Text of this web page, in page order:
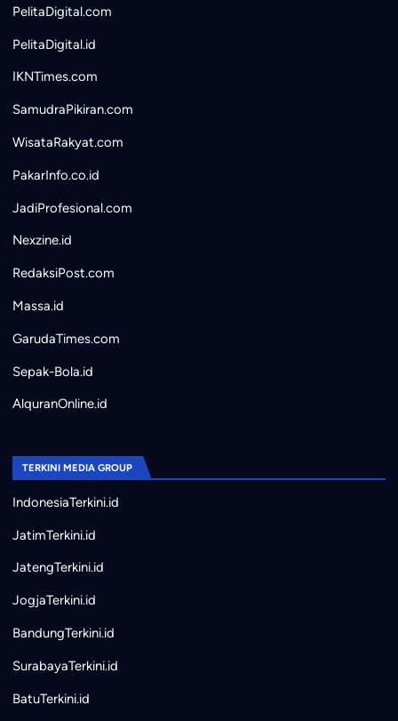
PelitaDigital.com
PelitaDigital.id
IKNTimes.com
SamudraPikiran.com
WisataRakyat.com
PakarInfo.co.id
JadiProfesional.com
Nexzine.id
RedaksiPost.com
Massa.id
GarudaTimes.com
Sepak-Bola.id
AlquranOnline.id
TERKINI MEDIA GROUP
IndonesiaTerkini.id
JatimTerkini.id
JatengTerkini.id
JogjaTerkini.id
BandungTerkini.id
SurabayaTerkini.id
BatuTerkini.id